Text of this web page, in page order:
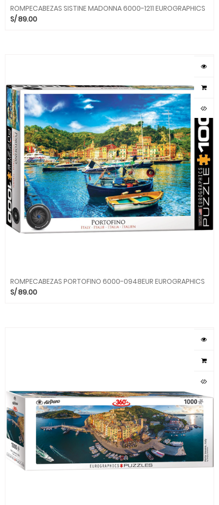
ROMPECABEZAS SISTINE MADONNA 6000-1211 EUROGRAPHICS
S/89.00
ROMPECABEZAS PORTOFINO 6000-0948EUR EUROGRAPHICS
S/89.00